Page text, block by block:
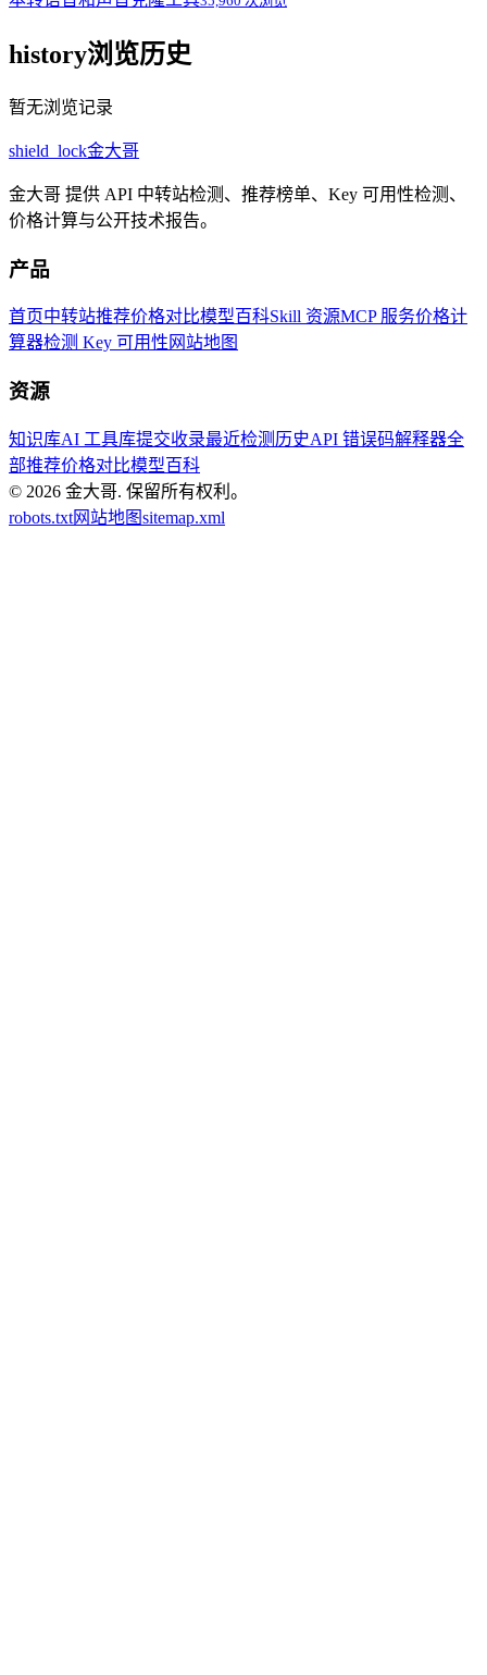
history浏览历史
暂无浏览记录
shield_lock金大哥
金大哥 提供 API 中转站检测、推荐榜单、Key 可用性检测、
价格计算与公开技术报告。
产品
首页中转站推荐价格对比模型百科Skill 资源MCP 服务价格计
算器检测 Key 可用性 网站地图
资源
知识库AI 工具库提交收录最近检测历史API 错误码解释器全
部推荐价格对比模型百科
© 2026 金大哥. 保留所有权利。
robots.txt网站地图sitemap.xml